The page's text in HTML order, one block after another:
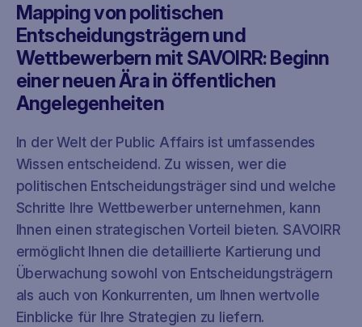
Mapping von politischen
Entscheidungsträgern und
Wettbewerbern mit SAVOIRR: Beginn
einer neuen Ära in öffentlichen
Angelegenheiten
In der Welt der Public Affairs ist umfassendes
Wissen entscheidend. Zu wissen, wer die
politischen Entscheidungsträger sind und welche
Schritte Ihre Wettbewerber unternehmen, kann
Ihnen einen strategischen Vorteil bieten. SAVOIRR
ermöglicht Ihnen die detaillierte Kartierung und
Überwachung sowohl von Entscheidungsträgern
als auch von Konkurrenten, um Ihnen wertvolle
Einblicke für Ihre Strategien zu liefern.